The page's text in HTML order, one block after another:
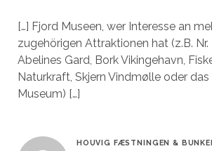
[…] Fjord Museen, wer Interesse an
zugehörigen Attraktionen hat (z.B. Nr.
Abelines Gard, Bork Vikingehavn,
Naturkraft, Skjern Vindmølle oder
Museum) […]
HOUVIG FÆSTNINGEN &